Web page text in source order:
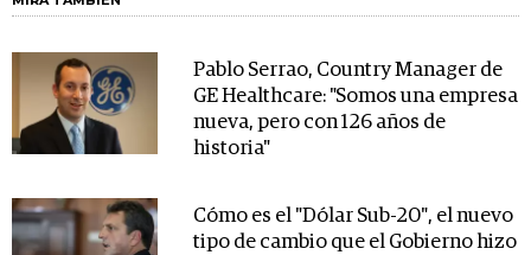
Pablo Serrao, Country Manager de
GE Healthcare: "Somos una empresa
nueva, pero con 126 años de
historia"
Cómo es el "Dólar Sub-20", el nuevo
tipo de cambio que el Gobierno hizo